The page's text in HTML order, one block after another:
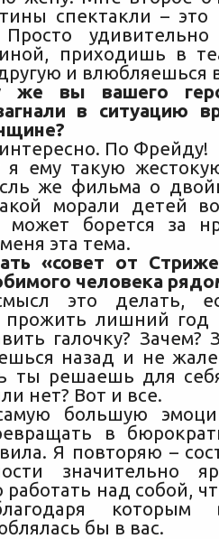
спектакли – это
Просто
приходишь в
и влюбляешься
же вы вашего
в ситуацию
По Фрейду!
я ему такую
же фильма о
морали детей
может борется за
эта тема.
«совет от
человека
это делать,
прожить лишний год
галочку? Зачем?
назад и не
ты решаешь для
нет? Вот и все.
большую
в
Я повторяю –
значительно
работать над собой,
которым
бы в вас.